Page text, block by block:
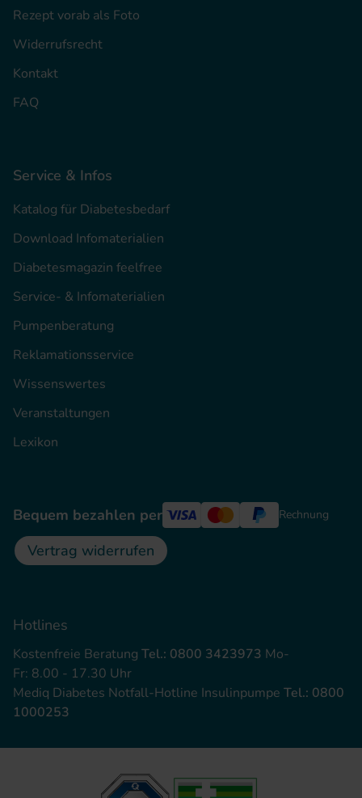
Rezept vorab als Foto
Widerrufsrecht
Kontakt
FAQ
Service & Infos
Katalog für Diabetesbedarf
Download Infomaterialien
Diabetesmagazin feelfree
Service- & Infomaterialien
Pumpenberatung
Reklamationsservice
Wissenswertes
Veranstaltungen
Lexikon
Bequem bezahlen per Rechnung
Vertrag widerrufen
Hotlines
Kostenfreie Beratung Tel.: 0800 3423973 Mo-
Fr: 8.00 - 17.30 Uhr
Mediq Diabetes Notfall-Hotline Insulinpumpe Tel.: 0800
1000253